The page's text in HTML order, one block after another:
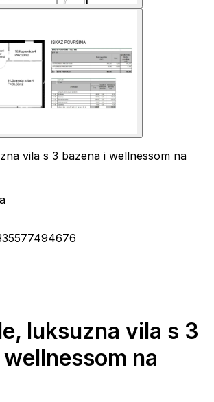
vila s 3 bazena i wellnessom na
luksuzna vila s 3
na